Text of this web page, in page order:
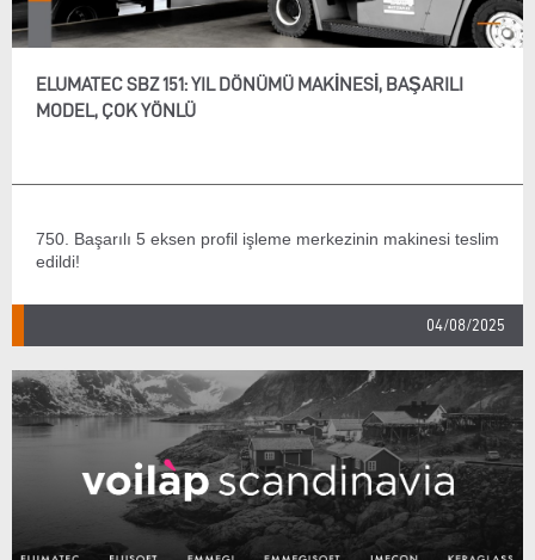
ELUMATEC SBZ 151: YIL DÖNÜMÜ MAKINESI, BAŞARILI
MODEL, ÇOK YÖNLÜ
750. Başarılı 5 eksen profil işleme merkezinin makinesi teslim
edildi!
04/08/2025